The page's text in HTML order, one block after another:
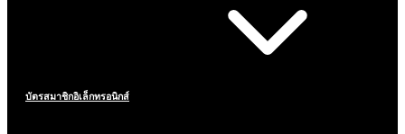
บัตรสมาชิกอิเล็กทรอนิกส์